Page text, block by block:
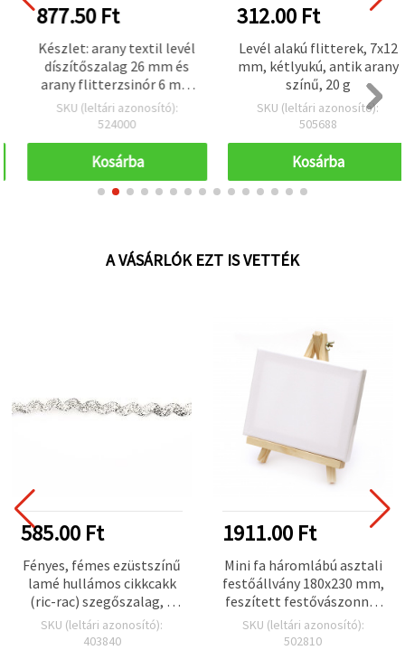
877.50 Ft
Készlet: arany textil levél
díszítőszalag 26 mm és
arany flitterzsinór 6 mm
– 2 m/db
SKU (leltári azonosító):
524000
Kosárba
312.00 Ft
Levél alakú flitterek, 7x12
mm, kétlyukú, antik arany
színű, 20 g
SKU (leltári azonosító):
505688
Kosárba
A VÁSÁRLÓK EZT IS VETTÉK
585.00 Ft
Fényes, fémes ezüstszínű
lamé hullámos cikkcakk
(ric-rac) szegőszalag, 5
mm x 4,5 m – varráshoz,
kreatív hobbi és DIY
SKU (leltári azonosító):
403840
1911.00 Ft
Mini fa háromlábú asztali
festőállvány 180x230 mm,
feszített festővászonnal
150x200 mm
SKU (leltári azonosító):
502810